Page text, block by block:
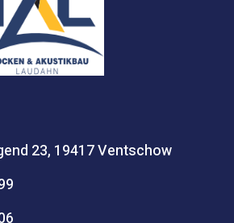
23, 19417 Ventschow